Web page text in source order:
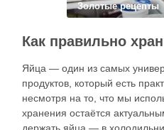
Золотые рецепты
Яйца — один из самых
продуктов, который есть
несмотря на то, что мы
хранения остаётся